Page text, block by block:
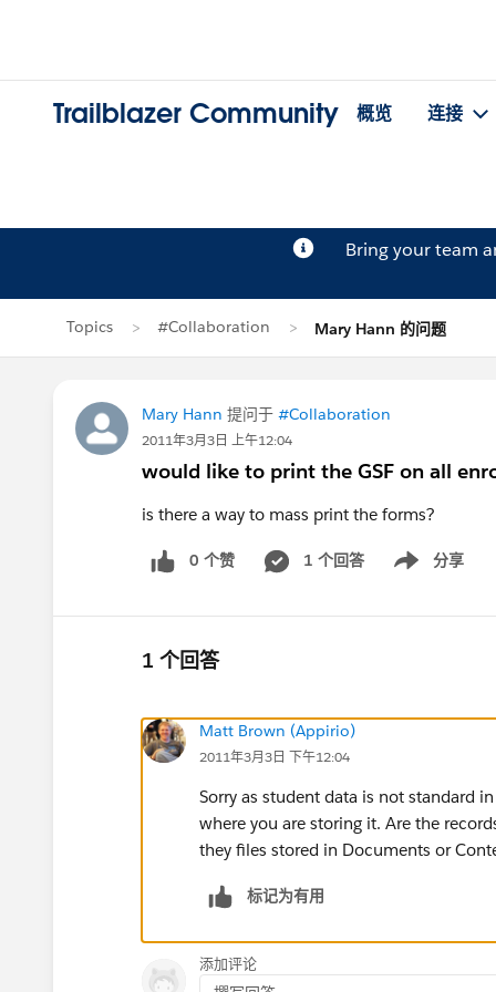
Trailblazer Community 概览 连接
Bring your team
Topics #Collaboration Mary Hann 的问题
Mary Hann 提问于 #Collaboration
2011年3月3日 上午12:04
would like to print the GSF on all
is there a way to mass print the forms?
0 个赞 1 个回答 分享
Show menu
1 个回答
Matt Brown (Appirio)
2011年3月3日 下午12:04
Sorry as student data is not standard
where you are storing it. Are the
they files stored in Documents or
标记为有用
添加评论